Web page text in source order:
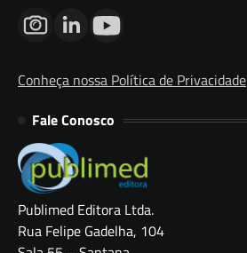
Conheça nossa Política de Privacidade
Fale Conosco
Publimed Editora Ltda.
Rua Felipe Gadelha, 104